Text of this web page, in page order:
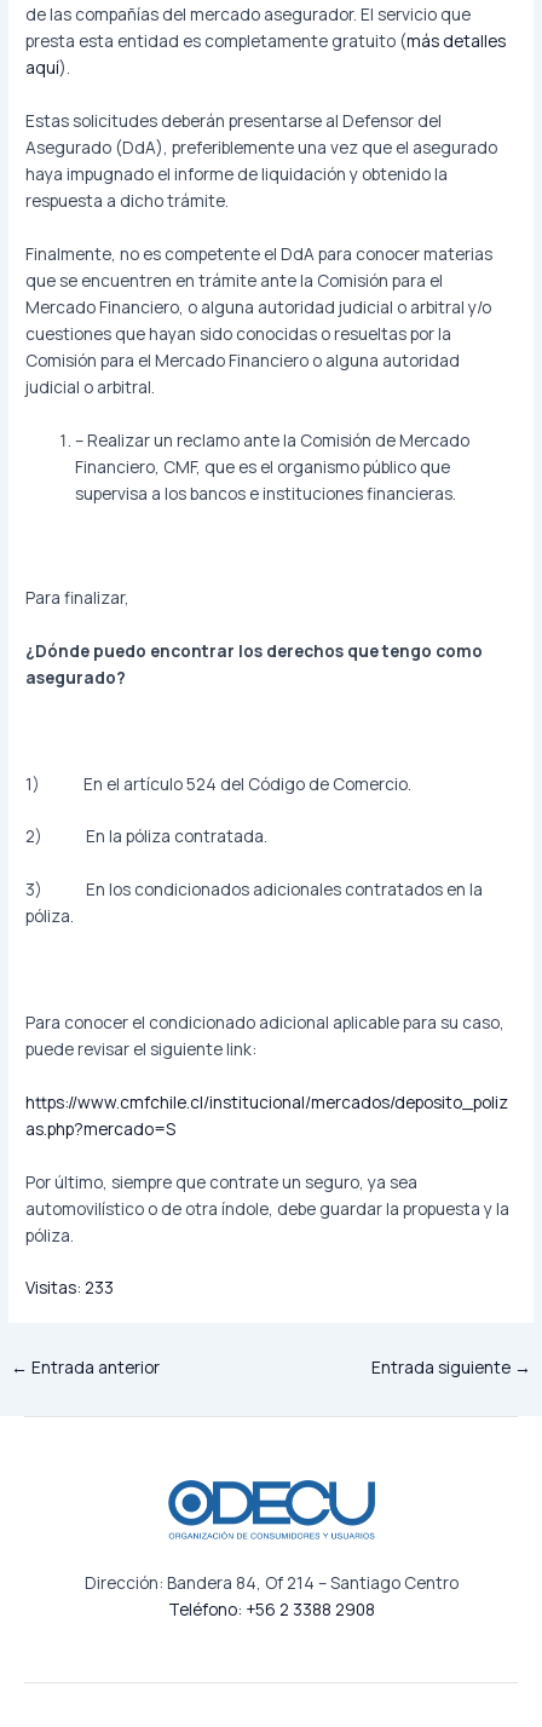
de las compañías del mercado asegurador. El servicio que
presta esta entidad es completamente gratuito (más detalles
aquí).
Estas solicitudes deberán presentarse al Defensor del
Asegurado (DdA), preferiblemente una vez que el asegurado
haya impugnado el informe de liquidación y obtenido la
respuesta a dicho trámite.
Finalmente, no es competente el DdA para conocer materias
que se encuentren en trámite ante la Comisión para el
Mercado Financiero, o alguna autoridad judicial o arbitral y/o
cuestiones que hayan sido conocidas o resueltas por la
Comisión para el Mercado Financiero o alguna autoridad
judicial o arbitral.
– Realizar un reclamo ante la Comisión de Mercado
Financiero, CMF, que es el organismo público que
supervisa a los bancos e instituciones financieras.
Para finalizar,
¿Dónde puedo encontrar los derechos que tengo como
asegurado?
1) En el artículo 524 del Código de Comercio.
2) En la póliza contratada.
3) En los condicionados adicionales contratados en la
póliza.
Para conocer el condicionado adicional aplicable para su caso,
puede revisar el siguiente link:
https://www.cmfchile.cl/institucional/mercados/deposito_poliz
as.php?mercado=S
Por último, siempre que contrate un seguro, ya sea
automovilístico o de otra índole, debe guardar la propuesta y la
póliza.
Visitas: 233
← Entrada anterior Entrada siguiente →
Dirección: Bandera 84, Of 214 – Santiago Centro
Teléfono: +56 2 3388 2908